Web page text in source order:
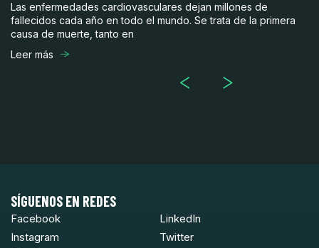
Las enfermedades cardiovasculares dejan millones de
fallecidos cada año en todo el mundo. Se trata de la primera
causa de muerte, tanto en
Leer más
SÍGUENOS EN REDES
Facebook
LinkedIn
Instagram
Twitter